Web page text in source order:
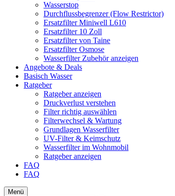
Wasserstop
Durchflussbegrenzer (Flow Restrictor)
Ersatzfilter Miniwell L610
Ersatzfilter 10 Zoll
Ersatzfilter von Taine
Ersatzfilter Osmose
Wasserfilter Zubehör anzeigen
Angebote & Deals
Basisch Wasser
Ratgeber
Ratgeber anzeigen
Druckverlust verstehen
Filter richtig auswählen
Filterwechsel & Wartung
Grundlagen Wasserfilter
UV-Filter & Keimschutz
Wasserfilter im Wohnmobil
Ratgeber anzeigen
FAQ
FAQ
Menü